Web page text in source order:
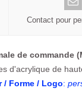
Contact pour
de commande
d'acrylique de
/ Forme / Logo: